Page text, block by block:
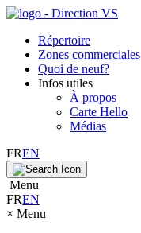
Répertoire
Zones commerciales
Quoi de neuf?
Infos utiles
À propos
Carte Hello
Médias
FREN
Menu
FREN
× Menu